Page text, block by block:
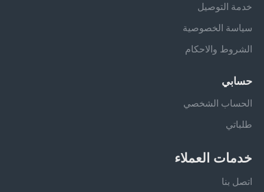
خدمة التوصيل
سياسة الخصوصية
الشروط والاحكام
حسابي
الحساب الشخصي
طلباتي
خدمات العملاء
اتصل بنا